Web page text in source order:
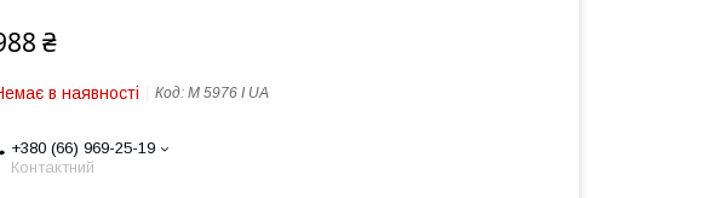
₴
в наявності Код: M 5976 I UA
+380 (66) 969-25-19
Контактний